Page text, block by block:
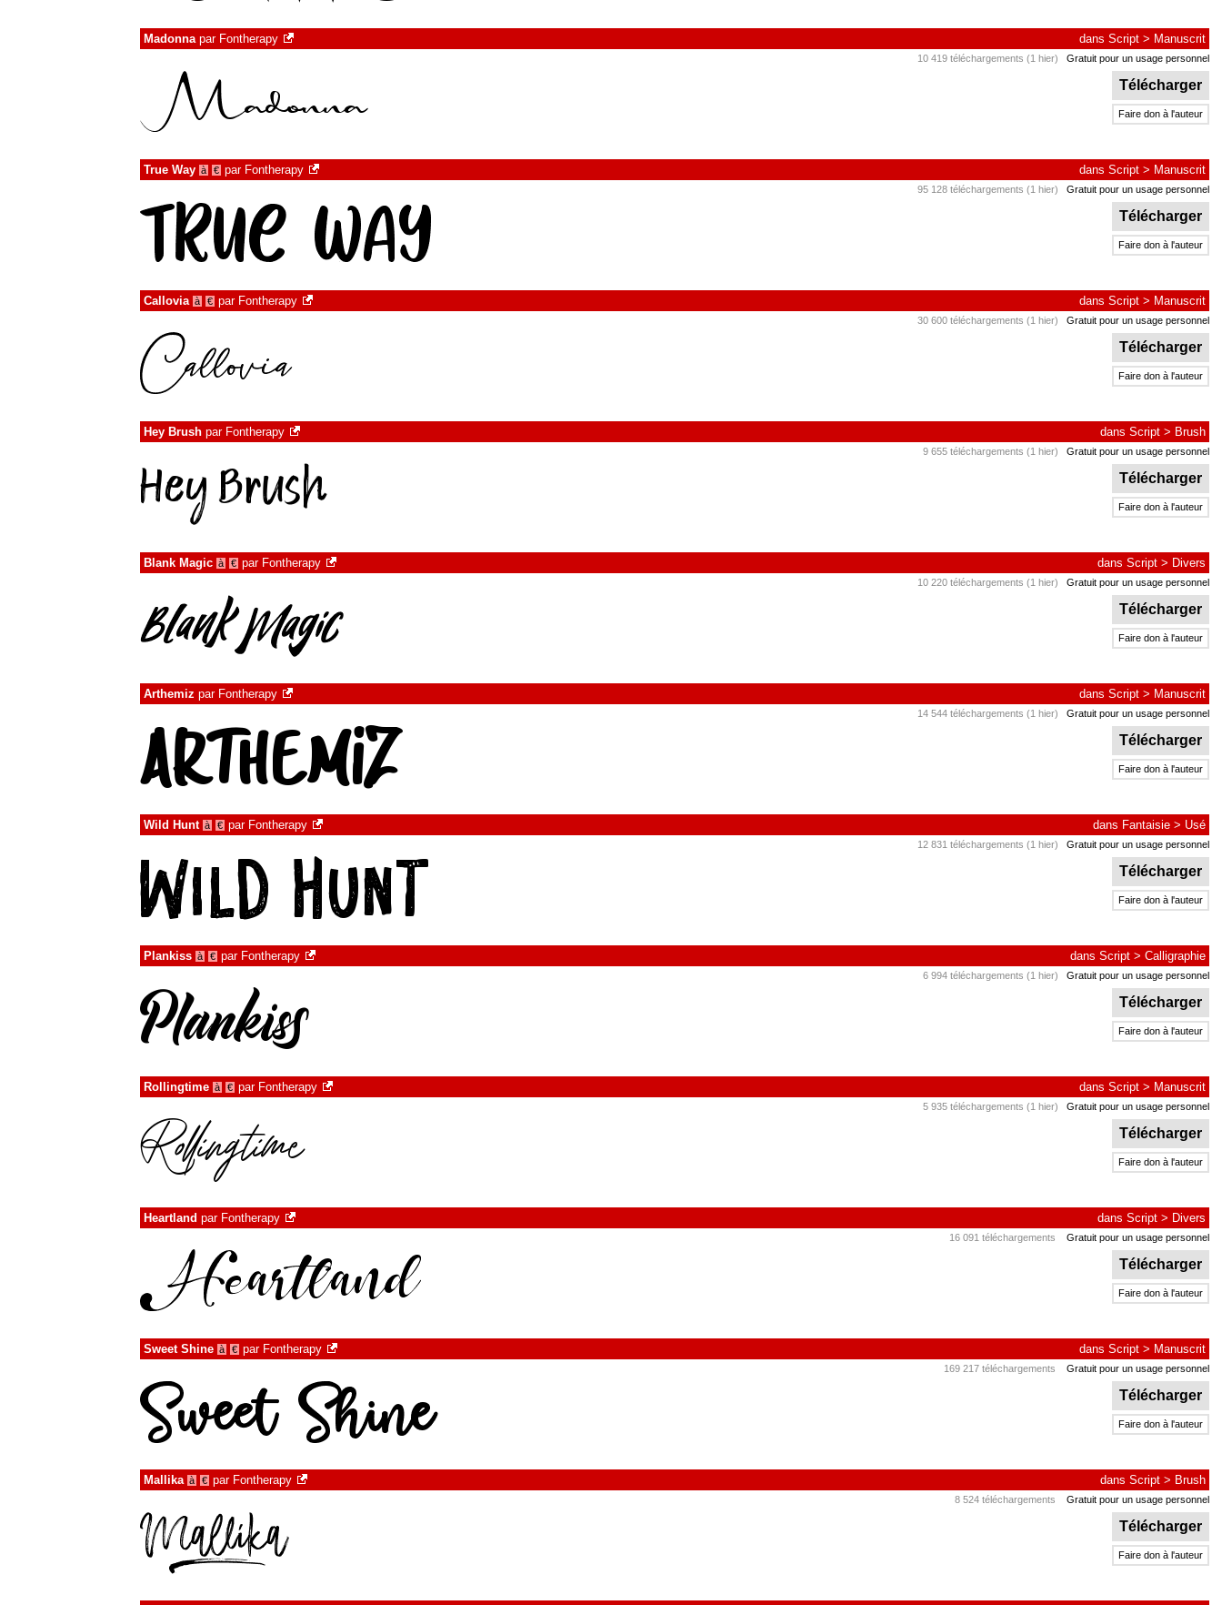
Madonnapar Fontherapy dans Script > Manuscrit
10 419 téléchargements (1 hier) Gratuit pour un usage personnel
Télécharger
Faire don à l'auteur
True Way à € par Fontherapy dans Script > Manuscrit
95 128 téléchargements (1 hier) Gratuit pour un usage personnel
Télécharger
Faire don à l'auteur
Callovia à € par Fontherapy dans Script > Manuscrit
30 600 téléchargements (1 hier) Gratuit pour un usage personnel
Télécharger
Faire don à l'auteur
Hey Brush par Fontherapy dans Script > Brush
9 655 téléchargements (1 hier) Gratuit pour un usage personnel
Télécharger
Faire don à l'auteur
Blank Magic à € par Fontherapy dans Script > Divers
10 220 téléchargements (1 hier) Gratuit pour un usage personnel
Télécharger
Faire don à l'auteur
Arthemiz par Fontherapy dans Script > Manuscrit
14 544 téléchargements (1 hier) Gratuit pour un usage personnel
Télécharger
Faire don à l'auteur
Wild Hunt à € par Fontherapy dans Fantaisie > Usé
12 831 téléchargements (1 hier) Gratuit pour un usage personnel
Télécharger
Faire don à l'auteur
Plankiss à € par Fontherapy dans Script > Calligraphie
6 994 téléchargements (1 hier) Gratuit pour un usage personnel
Télécharger
Faire don à l'auteur
Rollingtime à € par Fontherapy dans Script > Manuscrit
5 935 téléchargements (1 hier) Gratuit pour un usage personnel
Télécharger
Faire don à l'auteur
Heartland par Fontherapy dans Script > Divers
16 091 téléchargements Gratuit pour un usage personnel
Télécharger
Faire don à l'auteur
Sweet Shine à € par Fontherapy dans Script > Manuscrit
169 217 téléchargements Gratuit pour un usage personnel
Télécharger
Faire don à l'auteur
Mallika à € par Fontherapy dans Script > Brush
8 524 téléchargements Gratuit pour un usage personnel
Télécharger
Faire don à l'auteur